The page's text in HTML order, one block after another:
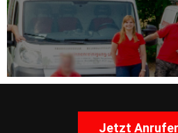
Jetzt